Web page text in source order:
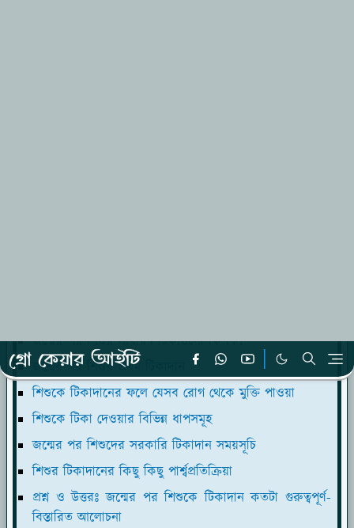
জন্মের পর শিশুর সাধারণ টিকাগুলো কি কি?
জন্মের পর শিশুর প্রথম টিকাদান
শিশুকে টিকাদানের ফলে যেসব রোগ থেকে মুক্তি পাওয়া
শিশুকে টিকা দেওয়ার বিভিন্ন ধাপসমূহ
জন্মের পর শিশুদের সরকারি টিকাদান সময়সূচি
শিশুর টিকাদানের কিছু কিছু পার্শ্বপ্রতিক্রিয়া
প্রশ্ন ও উত্তরঃ জন্মের পর শিশুকে টিকাদান কতটা গুরুত্বপূর্ণ-
বিস্তারিত আলোচনা